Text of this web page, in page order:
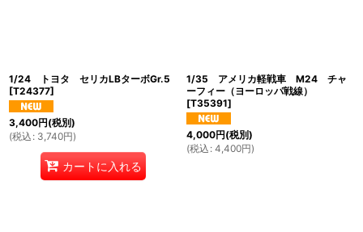
1/24 トヨタ セリカLBターボGr.5
[T24377]
3,400円(税別)
(税込 : 3,740円)
カートに入れる
1/35 アメリカ軽戦車 M24 チャ
ーフィー（ヨーロッパ戦線）
[T35391]
4,000円(税別)
(税込 : 4,400円)